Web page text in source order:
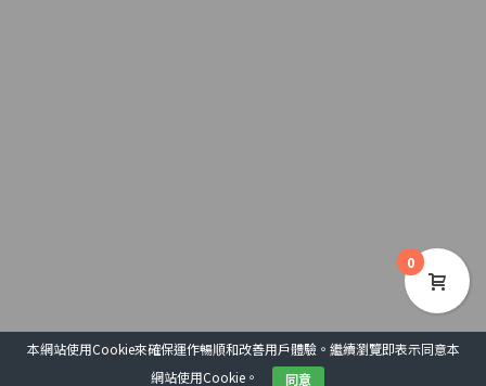
COPYRIGHT 2020 © 基督教文藝出版社
0
本網站使用Cookie來確保運作暢順和改善用戶體驗。繼續瀏覽即表示同意本
網站使用Cookie。
同意